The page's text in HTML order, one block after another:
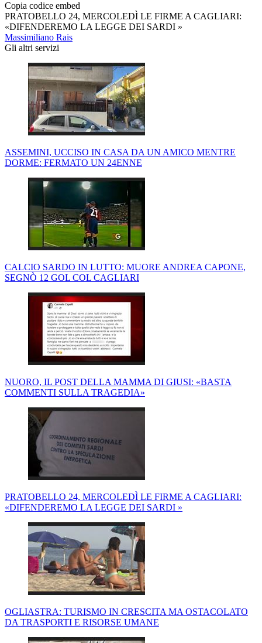
Copia codice embed
PRATOBELLO 24, MERCOLEDÌ LE FIRME A CAGLIARI:
«DIFENDEREMO LA LEGGE DEI SARDI »
Massimiliano Rais
Gli altri servizi
ASSEMINI, UCCISO IN CASA DA UN AMICO MENTRE
DORME: FERMATO UN 24ENNE
CALCIO SARDO IN LUTTO: MUORE ANDREA CAPONE,
SEGNÒ 12 GOL COL CAGLIARI
NUORO, IL POST DELLA MAMMA DI GIUSI: «BASTA
COMMENTI SULLA TRAGEDIA»
PRATOBELLO 24, MERCOLEDÌ LE FIRME A CAGLIARI:
«DIFENDEREMO LA LEGGE DEI SARDI »
OGLIASTRA: TURISMO IN CRESCITA MA OSTACOLATO
DA TRASPORTI E RISORSE UMANE